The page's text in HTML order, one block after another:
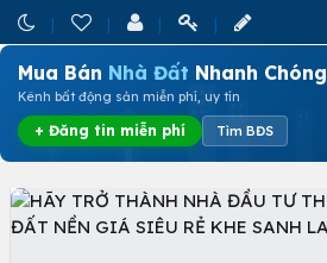
Mua Bán Nhà Đất Nhanh Chóng
Kênh bất động sản miễn phí, uy tín
+ Đăng tin miễn phí Tìm BĐS